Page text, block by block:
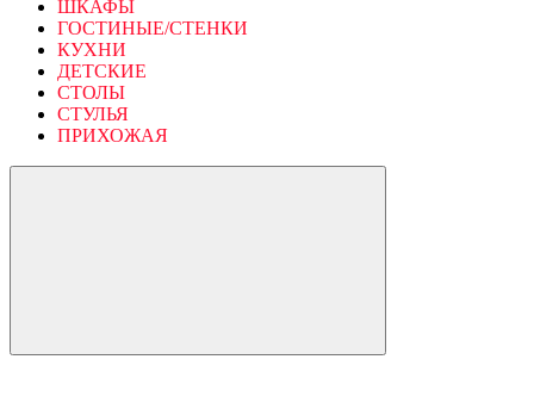
ШКАФЫ
ГОСТИНЫЕ/СТЕНКИ
КУХНИ
ДЕТСКИЕ
СТОЛЫ
СТУЛЬЯ
ПРИХОЖАЯ